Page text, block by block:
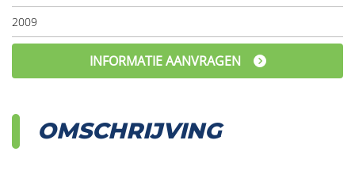
2009
INFORMATIE AANVRAGEN
OMSCHRIJVING